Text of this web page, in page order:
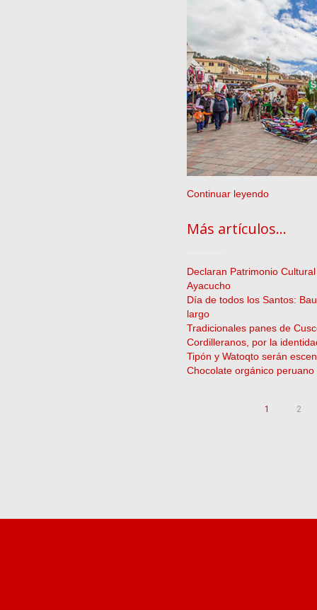
Continuar leyendo
Más artículos...
Declaran Patrimonio
Ayacucho
Día de todos los Santos:
largo
Tradicionales panes de
Cordilleranos, por la
Tipón y Watoqto serán
Chocolate orgánico
1 2